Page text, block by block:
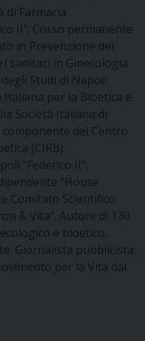
di Farmacia
II”; Corso permanente
in Prevenzione dei
sanitari in Ginecologia
Studi di Napoli
Italiana per la Bioetica e
Società Italiana di
componente del Centro
(CIRB)
“Federico II”;
“House
Comitato Scientifico
& Vita”. Autore di 130
e bioetico,
Giornalista pubblicista.
per la Vita dal